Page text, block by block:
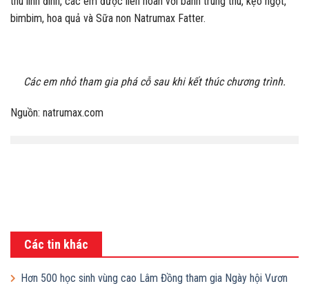
bimbim, hoa quả và Sữa non Natrumax Fatter.
Các em nhỏ tham gia phá cỗ sau khi kết thúc chương trình.
Nguồn: natrumax.com
Các tin khác
Hơn 500 học sinh vùng cao Lâm Đồng tham gia Ngày hội Vươn